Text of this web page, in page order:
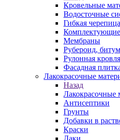
Кровельные
Водосточные
Гибкая
Комплектующие
Мембраны
Рубероид,
Рулонная кровля
Фасадная
Лакокрасочные
Назад
Лакокрасочные
Антисептики
Грунты
Добавки в
Краски
Лаки